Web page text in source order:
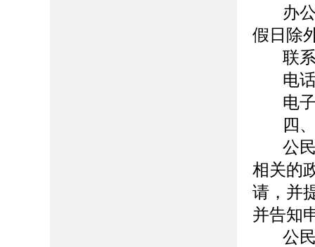
办
假日除
联
电
电
四
公
相关的
请，并
并告知
公